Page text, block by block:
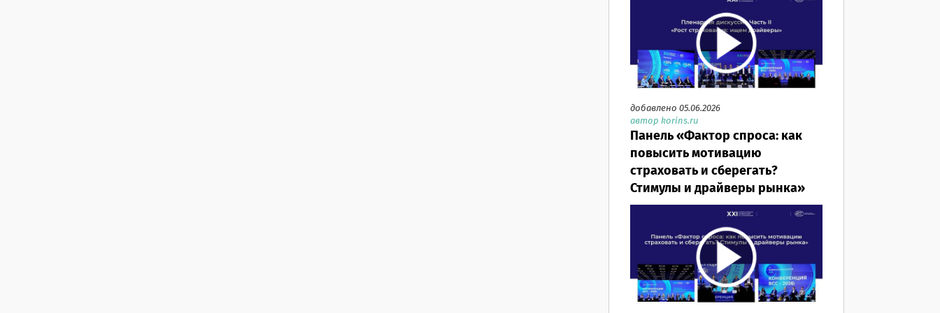
добавлено 05.06.2026
автор korins.ru
Панель «Фактор спроса: как
повысить мотивацию
страховать и сберегать?
Стимулы и драйверы рынка»